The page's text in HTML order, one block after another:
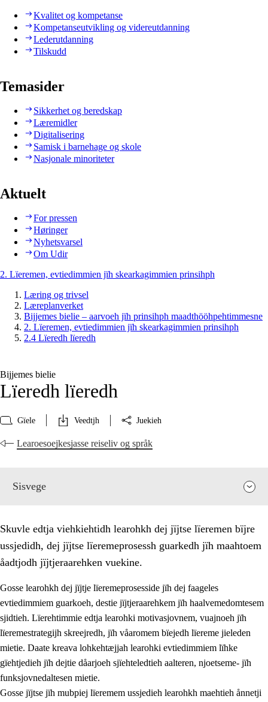
Kvalitet og kompetanse
Kompetanseutvikling og videreutdanning
Lederutdanning
Tilskudd
Temasider
Sikkerhet og beredskap
Læremidler
Digitalisering
Samisk i barnehage og skole
Nasjonale minoriteter
Aktuelt
For pressen
Høringer
Nyhetsvarsel
Om Udir
2. Lïeremen, evtiedimmien jïh skearkagimmien prinsihph
Læring og trivsel
Læreplanverket
Bijjemes bielie – aarvoeh jïh prinsihph maadthööhpehtimmesne
2. Lïeremen, evtiedimmien jïh skearkagimmien prinsihph
2.4 Lïeredh lïeredh
Bijjemes bielie
Lïeredh lïeredh
Gïele Veedtjh Juekieh
Learoesoejkesjasse reiseliv og språk
Sisvege
Skuvle edtja viehkiehtidh learohkh dej jïjtse lïeremen bïjre
ussjedidh, dej jïjtse lïeremeprosessh guarkedh jïh maahtoem
åadtjodh jïjtjeraarehken vuekine.
Gosse learohkh dej jïjtje lïeremeprosesside jïh dej faageles
evtiedimmiem guarkoeh, destie jïjtjeraarehkem jïh haalvemedomtesem
sjidtieh. Lïerehtimmie edtja learohki motivasjovnem, vuajnoeh jïh
lïeremestrategijh skreejredh, jïh våaromem bïejedh lïereme jieleden
mietie. Daate kreava lohkehtæjjah learohki evtiedimmiem lïhke
gïehtjedieh jïh dejtie dåarjoeh sjïehteledtieh aalteren, njoetseme- jïh
funksjovnedaltesen mietie.
Gosse jïjtse jïh mubpiej lïeremem ussjedieh learohkh maehtieh ånnetji